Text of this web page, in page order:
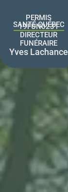
contenuPERMIS
SANTÉ QUÉBEC
19FUN0231
DIRECTEUR
FUNÉRAIRE
Yves Lachance